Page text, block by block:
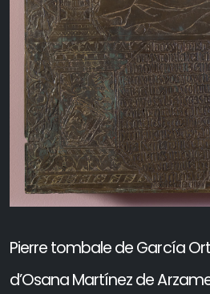
Pierre tombale de García
d’Osana Martínez de